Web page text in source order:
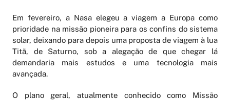
Em fevereiro, a Nasa elegeu a viagem a Europa como
prioridade na missão pioneira para os confins do sistema
solar, deixando para depois uma proposta de viagem à lua
Titã, de Saturno, sob a alegação de que chegar lá
demandaria mais estudos e uma tecnologia mais
avançada.
O plano geral, atualmente conhecido como Missão